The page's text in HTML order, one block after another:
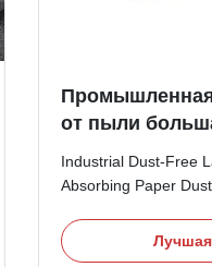
от пыли
бумага,
масло,
свободная от
Industrial Dust-Free
Absorbing Paper
Description: The large
wiping cloth adopts a